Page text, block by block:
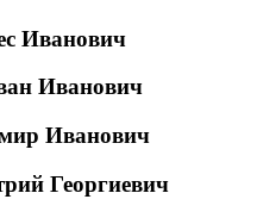
Иванович
Георгиевич